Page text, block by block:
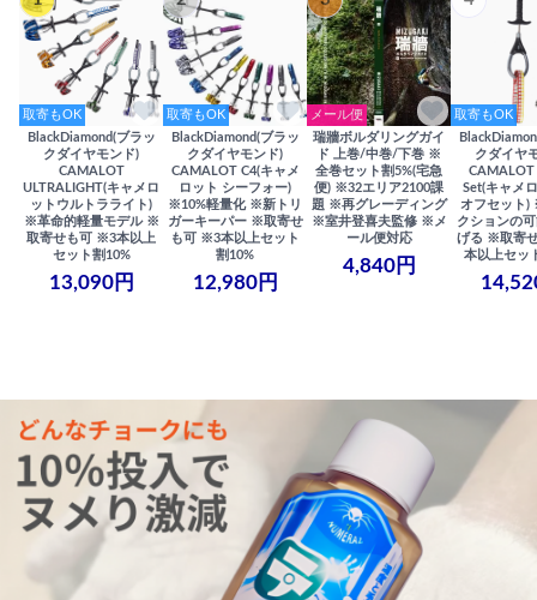
取寄もOK
BlackDiamond(ブラッ
クダイヤモンド)
CAMALOT
ULTRALIGHT(キャメロ
ットウルトラライト)
※革命的軽量モデル ※
取寄せも可 ※3本以上
セット割10%
13,090円
取寄もOK
BlackDiamond(ブラッ
クダイヤモンド)
CAMALOT C4(キャメ
ロット シーフォー)
※10%軽量化 ※新トリ
ガーキーパー ※取寄せ
も可 ※3本以上セット
割10%
12,980円
メール便
瑞牆ボルダリングガイ
ド 上巻/中巻/下巻 ※
全巻セット割5%(宅急
便) ※32エリア2100課
題 ※再グレーディング
※室井登喜夫監修 ※メ
ール便対応
4,840円
取寄もOK
クダイヤ
Set(キャメ
オフセット)
クションの
げる ※取寄
本以上セッ